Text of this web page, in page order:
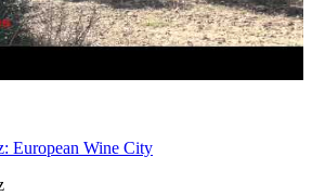
European Wine City